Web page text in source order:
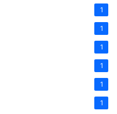
1
1
1
1
1
1